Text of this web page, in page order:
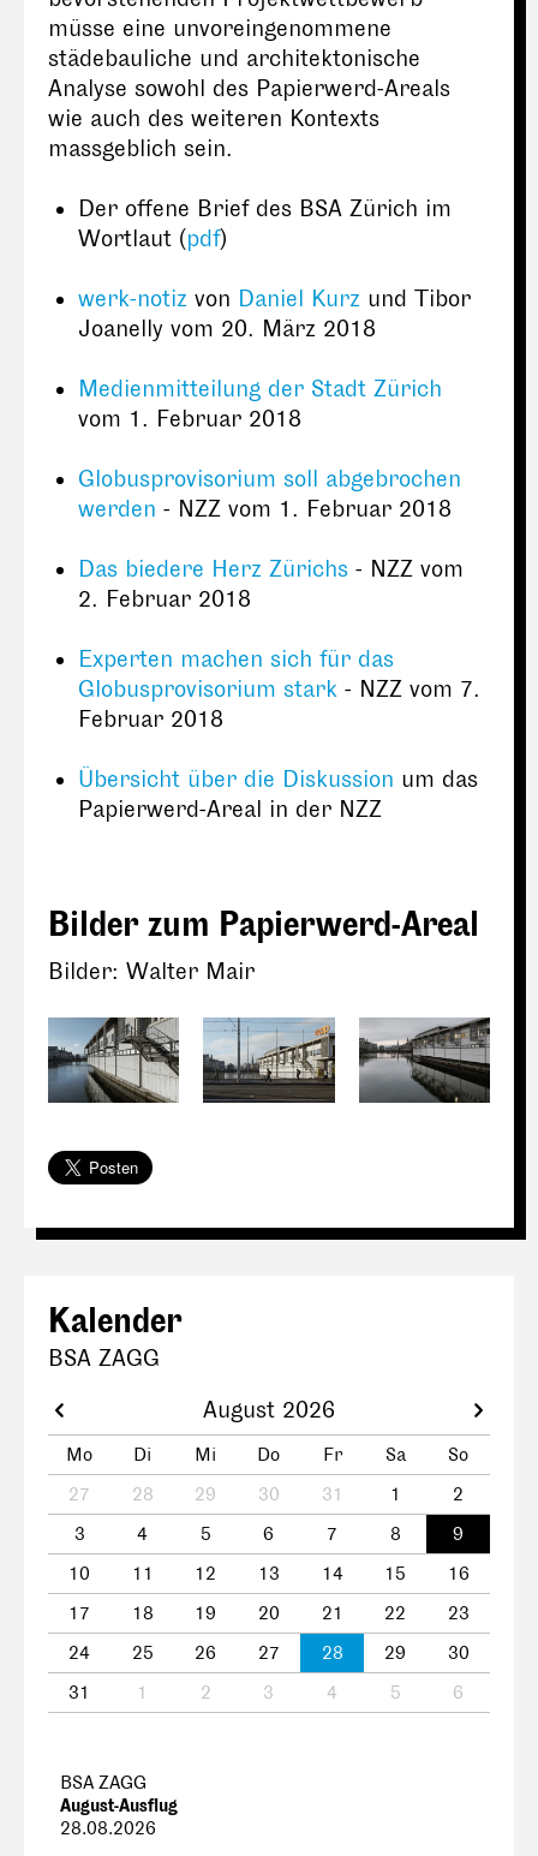
müsse eine unvoreingenommene
städebauliche und architektonische
Analyse sowohl des Papierwerd-Areals
wie auch des weiteren Kontexts
massgeblich sein.
Der offene Brief des BSA Zürich im
Wortlaut (pdf)
werk-notiz von Daniel Kurz und Tibor
Joanelly vom 20. März 2018
Medienmitteilung der Stadt Zürich
vom 1. Februar 2018
Globusprovisorium soll abgebrochen
werden - NZZ vom 1. Februar 2018
Das biedere Herz Zürichs - NZZ vom
2. Februar 2018
Experten machen sich für das
Globusprovisorium stark - NZZ vom 7.
Februar 2018
Übersicht über die Diskussion um das
Papierwerd-Areal in der NZZ
Bilder zum Papierwerd-Areal
Bilder: Walter Mair
Kalender
BSA ZAGG
August 2026
Mo Di Mi Do Fr Sa
So
27
28 29 30 31 1
2
3
4 5 6 7 8
9
10
11 12 13 14 15
16
17
18 19 20 21 22
23
24
25 26 27 28 29
30
31
1 2 3 4 5 6
BSA ZAGG
August-Ausflug
28.08.2026